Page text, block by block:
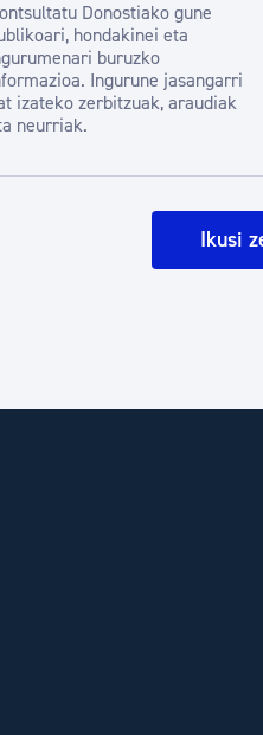
Donostiako gune
hondakinei eta
buruzko
Ingurune jasangarri
izateko zerbitzuak, araudiak
neurriak.
Ikusi